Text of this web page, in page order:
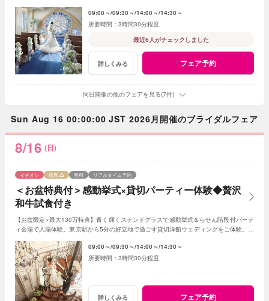
09:00～ 09:30～ 14:00～ 14:30～
3時間30分程度
最近6人がチェックしました
詳しくみる フェア予約
同日開催の他のフェアを見る(7件)
Sun Aug 16 00:00:00 JST 2026月開催のブライダルフェア
8/16 (日)
＜お盆特典付＞感動挙式×貸切パーティー体験◆贅沢
和牛試食付き
イチオシ 残席 無料 リアルタイム予約
【お盆限定×最大130万特典】青く輝くステンドグラスで感動挙式＆らせん階段付パーテ
ィ会場で入場体験。東京駅から5分の好立地で過ごす貸切洋館ウェディングをご体験。シ
09:00～ 09:30～ 14:00～ 14:30～
3時間30分程度
詳しくみる フェア予約